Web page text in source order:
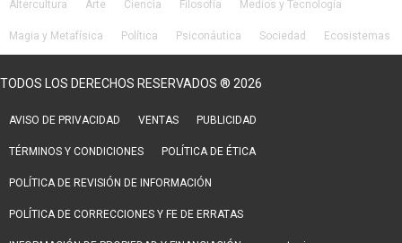
Altercultura Arte Ciencia Filosofía Medios y Tecnología
Magia y Metafísica Política Psiconáutica Sociedad Ecosistemas
TODOS LOS DERECHOS RESERVADOS ® 2026
AVISO DE PRIVACIDAD VENTAS PUBLICIDAD
TÉRMINOS Y CONDICIONES POLÍTICA DE ÉTICA
POLÍTICA DE REVISIÓN DE INFORMACIÓN
POLÍTICA DE CORRECCIONES Y FE DE ERRATAS